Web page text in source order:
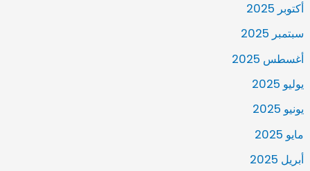
أكتوبر 2025
سبتمبر 2025
أغسطس 2025
يوليو 2025
يونيو 2025
مايو 2025
أبريل 2025